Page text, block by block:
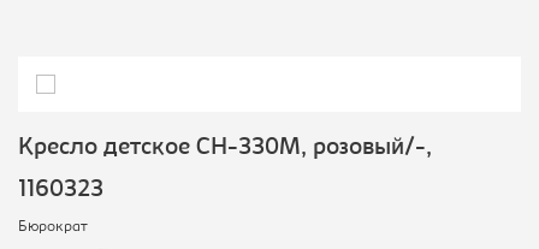
Кресло детское CH-330M, розовый/-,
1160323
Бюрократ